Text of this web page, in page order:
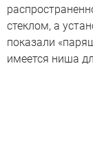
стеклом, а
показали
имеется ниша